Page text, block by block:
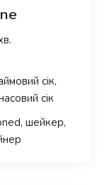
сік,
сік
шейкер,